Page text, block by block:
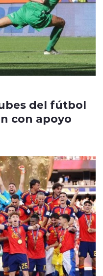
del fútbol
con apoyo